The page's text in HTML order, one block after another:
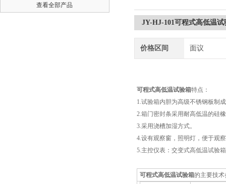
查看全部产品
JY-HJ-101可程式高低温试
价格区间 面议
可程式高低温试验箱特点：
1.试验箱内胆为高级不锈钢板制
2.箱门密封条采用耐高低温的硅
3.采用浇槽加湿方式。
4.设有观察窗，照明灯，便于观
5.主控仪表：交变式高低温试验
可程式高低温试验箱的主要技术